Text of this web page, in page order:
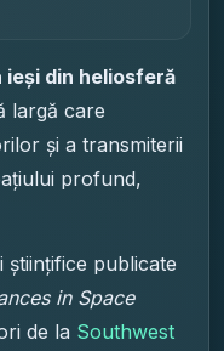
ieși din heliosferă
largă care
și a transmiterii
profund,
științifice publicate
in Space
de la Southwest